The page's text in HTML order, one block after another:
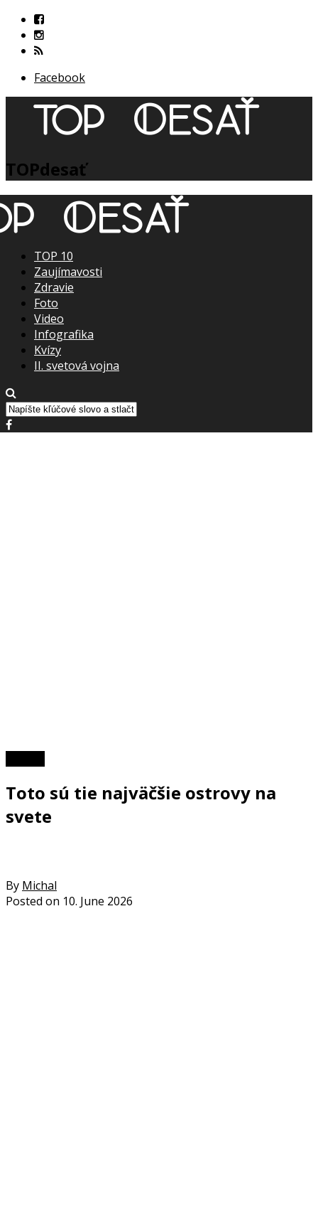
Facebook
TOPdesať
TOP 10
Zaujímavosti
Zdravie
Foto
Video
Infografika
Kvízy
II. svetová vojna
Toto sú tie najväčšie ostrovy na
svete
By Michal
Posted on 10. June 2026